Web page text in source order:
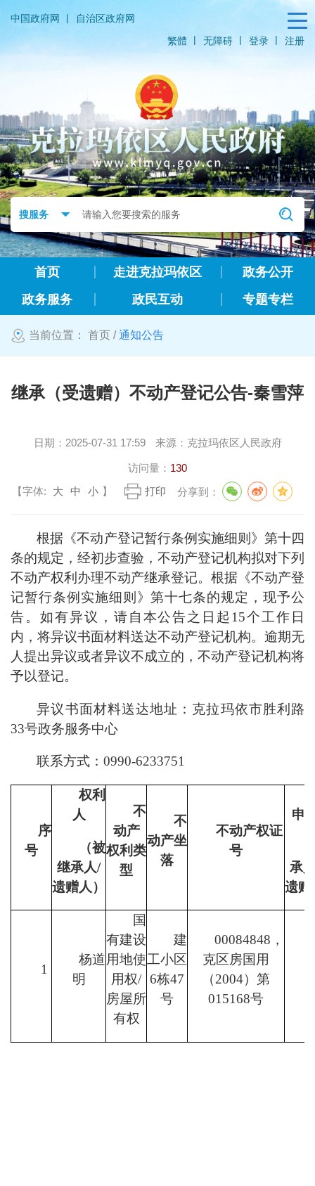
中国政府网 |
自治区政府网
繁體
| 无障碍 | 登录 | 注册
首页 走进克拉玛依区
政务公开
政务服务
政民互动 专题专栏
当前位置： 首页 /通知公告
继承（受遗赠）不动产登记公告-秦雪萍
日期： 2025-07-31 17:59 来源： 克拉玛依区人民政府
访问量： 130
【字体:
大 中 小 】 打印 分享到：
根据《不动产登记暂行条例实施细则》第十四
条的规定，经初步查验，不动产登记机构拟对下列
不动产权利办理不动产继承登记。根据《不动产登
记暂行条例实施细则》第十七条的规定，现予公
告。如有异议，请自本公告之日起 15个工作日
内，将异议书面材料送达不动产登记机构。逾期无
人提出异议或者异议不成立的，不动产登记机构将
予以登记。
异议书面材料送达地址： 克拉玛依市胜利路
33号政务服务中心
联系方式：0990-6233751
序
号
权利
人
（被
继承人/
遗赠人）
不
动产
权利类
型
不
动产坐
落
不动产权证
号
申
承
遗赠
1
杨道
明
国
有建设
用地使
用权/
房屋所
有权
建
工小区
6栋47
号
00084848，
克区房国用
（2004）第
015168号